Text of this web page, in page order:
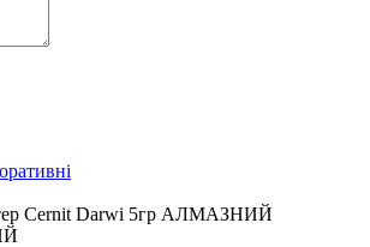
Cernit Darwi 5гр АЛМАЗНИЙ